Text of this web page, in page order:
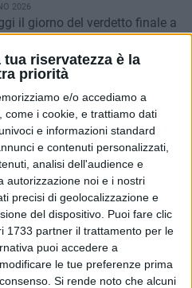
riservatezza è la
priorità
e/o accediamo a
come i cookie, e trattiamo dati
e informazioni standard
e contenuti personalizzati,
analisi dell'audience e
autorizzazione noi e i nostri
precisi di geolocalizzazione e
del dispositivo. Puoi fare clic
1733 partner il trattamento per le
puoi accedere a
le tue preferenze prima
Si rende noto che alcuni
2026
il giorno del verdetto finale a
2026
ufficiale il dato
alle 23
2026
sull'affluenza alle 19.00
2026
dei genitori di Domenico
unica colpa è aver aiutato